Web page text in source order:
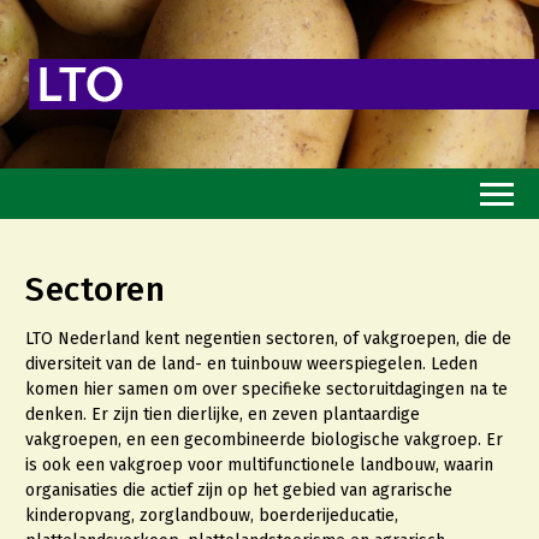
Toekomstvisie
Goed eten
Mooi groen
Sterk ondernemerschap
Transitiepaden
Sectoren
LTO Nederland kent negentien sectoren, of vakgroepen, die de
diversiteit van de land- en tuinbouw weerspiegelen. Leden
komen hier samen om over specifieke sectoruitdagingen na te
denken. Er zijn tien dierlijke, en zeven plantaardige
vakgroepen, en een gecombineerde biologische vakgroep. Er
is ook een vakgroep voor multifunctionele landbouw, waarin
organisaties die actief zijn op het gebied van agrarische
kinderopvang, zorglandbouw, boerderijeducatie,